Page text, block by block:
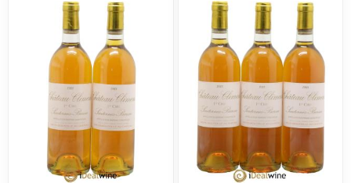
bedrock. The vines have an average age of 35
years, with annual renewal around the 3 to 4%
mark. Yields here remain some of the lowest in the
appellation in order to obtain unique levels of
concentration. Harvest workers carefully select
grapes that are rich in botrytis cinerea (Sauternais'
famous noble rot). After fermentation in oak
barrels, the wine is aged for two years before
being bottled.